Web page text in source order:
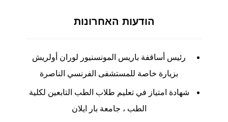
הודעות האחרונות
رئيس أساقفة باريس المونسنيور لوران أولريش
بزيارة خاصة للمستشفى الفرنسي الناصرة
شهادة امتياز في تعليم طلاب الطب التابعين لكلية
الطب ، جامعة بار ايلان